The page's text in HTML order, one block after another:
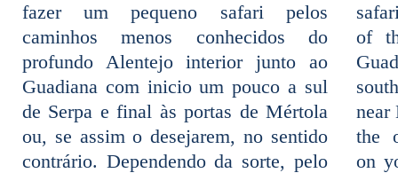
fazer um pequeno safari pelos
caminhos menos conhecidos do
profundo Alentejo interior junto ao
Guadiana com inicio um pouco a sul
de Serpa e final às portas de Mértola
ou, se assim o desejarem, no sentido
contrário. Dependendo da sorte, pelo
of
near
the
on